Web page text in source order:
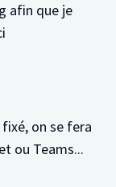
afin que je
on se fera
ou Teams...